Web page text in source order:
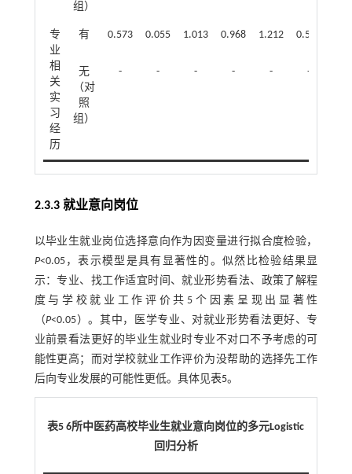
组）
专
业
相
关
实
习
经
历
有 0.573 0.055 1.013 0.968 1.212 0.564
无
（对
照
组）
- - - - - -
2.3.3 就业意向岗位
以毕业生就业岗位选择意向作为因变量进行拟合度检验，
P<0.05，表示模型是具有显著性的。似然比检验结果显
示：专业、找工作适宜时间、就业形势看法、政策了解程
度与学校就业工作评价共5个因素呈现出显著性
（P<0.05）。其中，医学专业、对就业形势看法更好、专
业前景看法更好的毕业生就业时专业不对口不予考虑的可
能性更高；而对学校就业工作评价为没帮助的选择先工作
后向专业发展的可能性更低。具体见表5。
表5 6所中医药高校毕业生就业意向岗位的多元Logistic
回归分析